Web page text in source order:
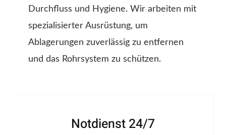
Durchfluss und Hygiene. Wir arbeiten mit
spezialisierter Ausrüstung, um
Ablagerungen zuverlässig zu entfernen
und das Rohrsystem zu schützen.
Notdienst 24/7